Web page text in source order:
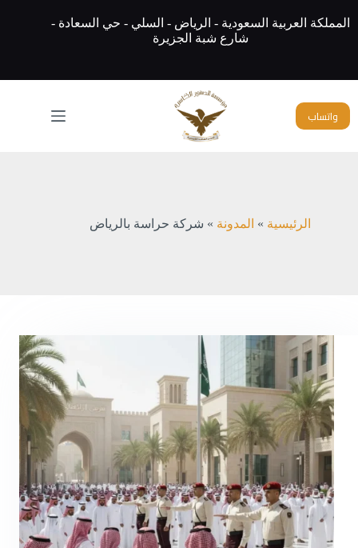
إلىالمملكة العربية السعودية - الرياض - السلي - حي السعادة -
شارع شبة الجزيرة
واتساب
الرئيسية » المدونة » شركة حراسة بالرياض